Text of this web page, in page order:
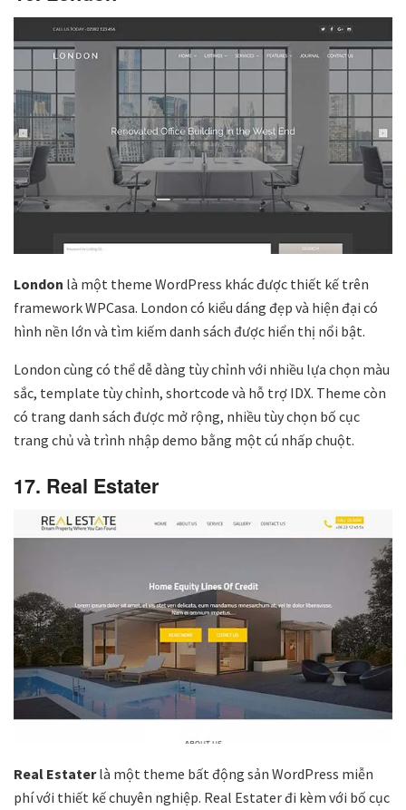
London là một theme WordPress khác được thiết kế trên
framework WPCasa. London có kiểu dáng đẹp và hiện đại có
hình nền lớn và tìm kiếm danh sách được hiển thị nổi bật.
London cùng có thể dễ dàng tùy chỉnh với nhiều lựa chọn màu
sắc, template tùy chỉnh, shortcode và hỗ trợ IDX. Theme còn
có trang danh sách được mở rộng, nhiều tùy chọn bố cục
trang chủ và trình nhập demo bằng một cú nhấp chuột.
17. Real Estater
Real Estaterlà một theme bất động sản WordPress miễn
phí với thiết kế chuyên nghiệp. Real Estater đi kèm với bố cục